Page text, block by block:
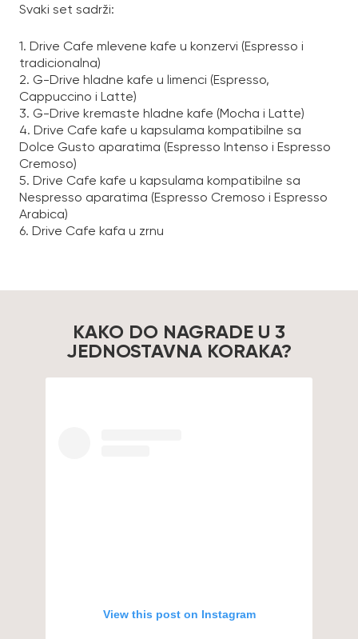
Svaki set sadrži:
1. Drive Cafe mlevene kafe u konzervi (Espresso i
tradicionalna)
2. G-Drive hladne kafe u limenci (Espresso,
Cappuccino i Latte)
3. G-Drive kremaste hladne kafe (Mocha i Latte)
4. Drive Cafe kafe u kapsulama kompatibilne sa
Dolce Gusto aparatima (Espresso Intenso i Espresso
Cremoso)
5. Drive Cafe kafe u kapsulama kompatibilne sa
Nespresso aparatima (Espresso Cremoso i Espresso
Arabica)
6. Drive Cafe kafa u zrnu
KAKO DO NAGRADE U 3
JEDNOSTAVNA KORAKA?
View this post on Instagram